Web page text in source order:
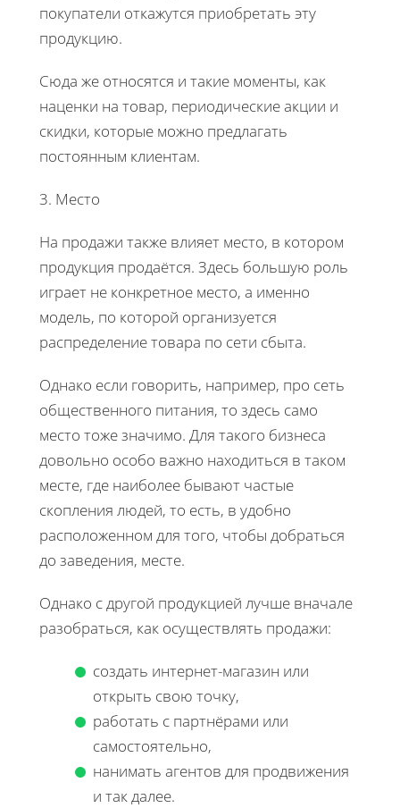
покупатели откажутся приобретать эту
продукцию.
Сюда же относятся и такие моменты, как
наценки на товар, периодические акции и
скидки, которые можно предлагать
постоянным клиентам.
3. Место
На продажи также влияет место, в котором
продукция продаётся. Здесь большую роль
играет не конкретное место, а именно
модель, по которой организуется
распределение товара по сети сбыта.
Однако если говорить, например, про сеть
общественного питания, то здесь само
место тоже значимо. Для такого бизнеса
довольно особо важно находиться в таком
месте, где наиболее бывают частые
скопления людей, то есть, в удобно
расположенном для того, чтобы добраться
до заведения, месте.
Однако с другой продукцией лучше вначале
разобраться, как осуществлять продажи:
создать интернет-магазин или
открыть свою точку,
работать с партнёрами или
самостоятельно,
нанимать агентов для продвижения
и так далее.